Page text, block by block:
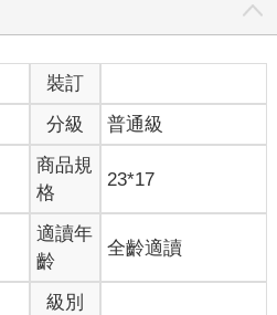
裝訂
分級 普通級
商品規
格
23*17
適讀年
齡
全齡適讀
級別